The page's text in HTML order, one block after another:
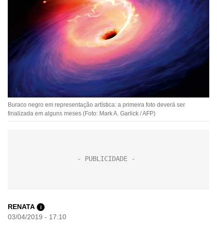
Buraco negro em representação artística: a primeira foto deverá ser
finalizada em alguns meses (Foto: Mark A. Garlick / AFP)
RENATA i
03/04/2019 - 17:10